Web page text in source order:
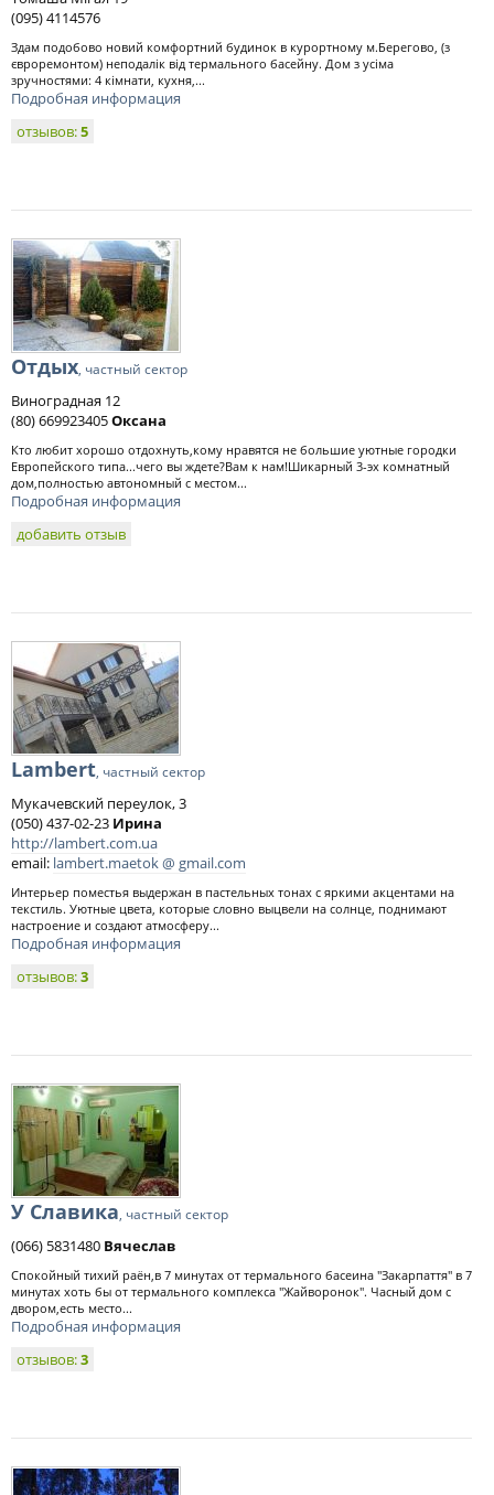
(095) 4114576
Здам подобово новий комфортний будинок в курортному м.Берегово, (з
євроремонтом) неподалік від термального басейну. Дом з усіма
зручностями: 4 кімнати, кухня,...
Подробная информация
отзывов:5
Отдых, частный сектор
Виноградная 12
(80) 669923405Оксана
Кто любит хорошо отдохнуть,кому нравятся не большие уютные городки
Европейского типа...чего вы ждете?Вам к нам!Шикарный 3-эх комнатный
дом,полностью автономный с местом...
Подробная информация
добавить отзыв
Lambert, частный сектор
Мукачевский переулок, 3
(050) 437-02-23 Ирина
http://lambert.com.ua
email: lambert.maetok @ gmail.com
Интерьер поместья выдержан в пастельных тонах с яркими акцентами на
текстиль. Уютные цвета, которые словно выцвели на солнце, поднимают
настроение и создают атмосферу...
Подробная информация
отзывов:3
У Славика, частный сектор
(066) 5831480 Вячеслав
Спокойный тихий раён,в 7 минутах от термального басеина "Закарпаття" в 7
минутах хоть бы от термального комплекса "Жайворонок". Часный дом с
двором,есть место...
Подробная информация
отзывов:3